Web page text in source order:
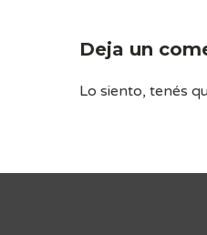
Deja un
Lo siento, tenés